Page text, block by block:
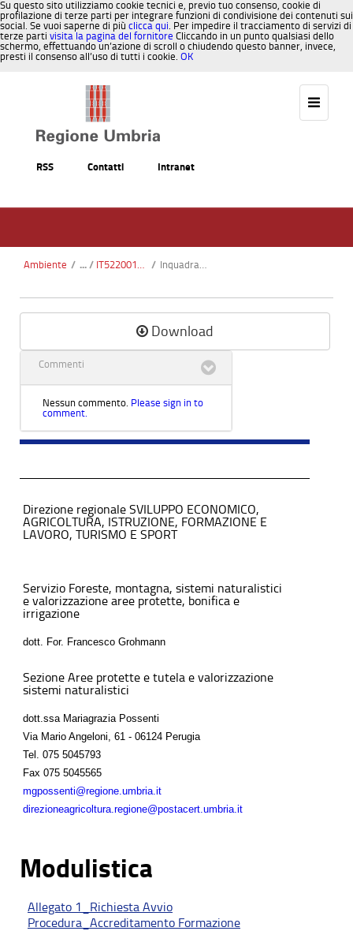
Su questo sito utilizziamo cookie tecnici e, previo tuo consenso, cookie di
profilazione di terze parti per integrare funzioni di condivisione dei contenuti sui
social. Se vuoi saperne di più clicca qui. Per impedire il tracciamento di servizi di
terze parti visita la pagina del fornitore Cliccando in un punto qualsiasi dello
schermo, effettuando un’azione di scroll o chiudendo questo banner, invece,
presti il consenso all’uso di tutti i cookie. OK
RSS Contatti Intranet
Ambiente / IT5220017 - Cascata delle Marmore / Inquadramento Geografico Amministrativo.pdf
Download
Commenti
Nessun commento. Please sign in to
comment.
Direzione regionale SVILUPPO ECONOMICO,
AGRICOLTURA, ISTRUZIONE, FORMAZIONE E
LAVORO, TURISMO E SPORT
Servizio Foreste, montagna, sistemi naturalistici
e valorizzazione aree protette, bonifica e
irrigazione
dott. For. Francesco Grohmann
Sezione Aree protette e tutela e valorizzazione
sistemi naturalistici
dott.ssa Mariagrazia Possenti
Via Mario Angeloni, 61 - 06124 Perugia
Tel. 075 5045793
Fax 075 5045565
mgpossenti@regione.umbria.it
direzioneagricoltura.regione@postacert.umbria.it
Modulistica
Allegato 1_Richiesta Avvio
Procedura_Accreditamento Formazione